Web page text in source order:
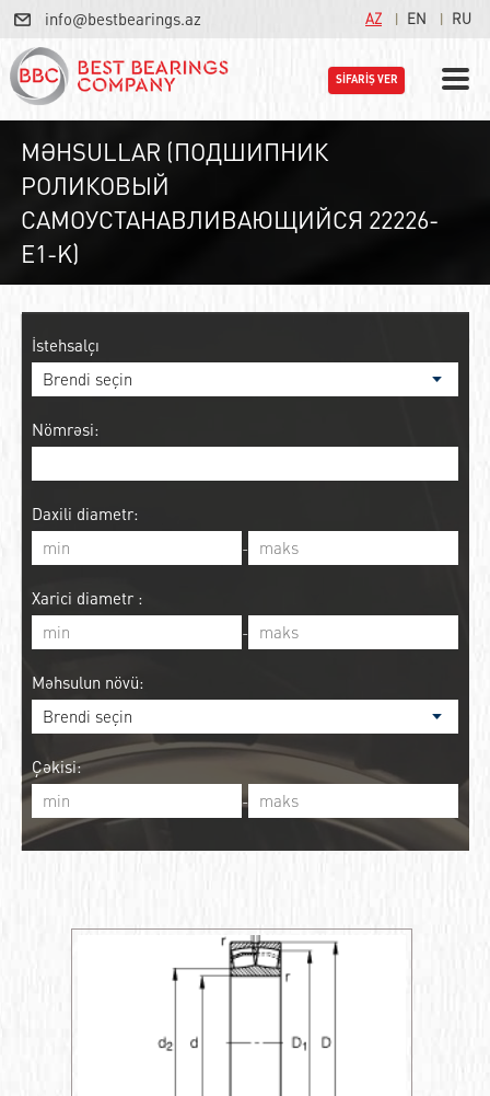
info@bestbearings.az AZ EN RU
SİFARİŞ VER
MƏHSULLAR (ПОДШИПНИК
РОЛИКОВЫЙ
САМОУСТАНАВЛИВАЮЩИЙСЯ 22226-
E1-K)
İstehsalçı
Nömrəsi:
Daxili diametr:
-
Xarici diametr :
-
Məhsulun növü:
Çəkisi:
-